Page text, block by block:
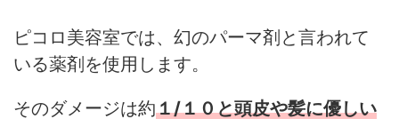
ピコロ美容室では、幻のパーマ剤と言われて
いる薬剤を使用します。
そのダメージは約１/１０と頭皮や髪に優しい